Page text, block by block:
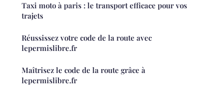
Taxi moto à paris : le transport efficace pour vos
trajets
Réussissez votre code de la route avec
lepermislibre.fr
Maîtrisez le code de la route grâce à
lepermislibre.fr